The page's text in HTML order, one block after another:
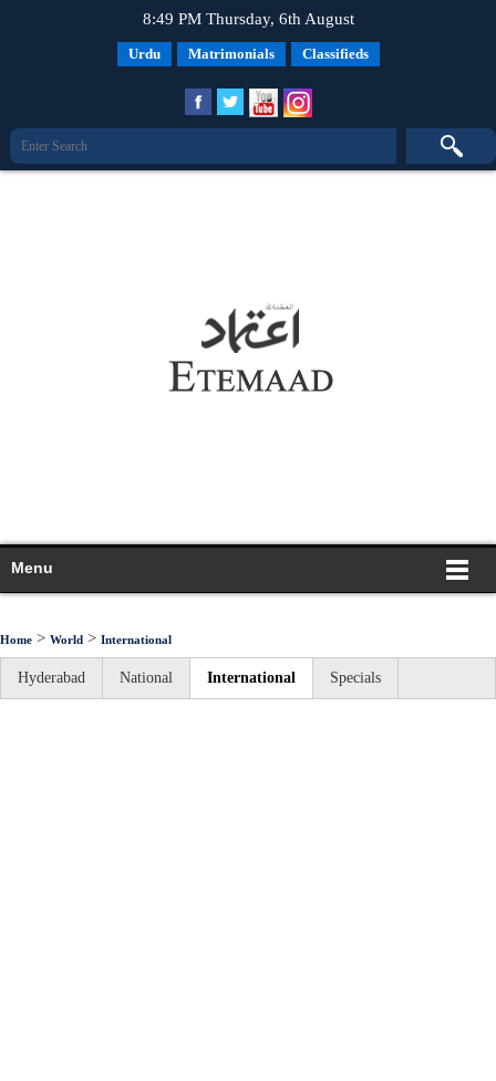
8:49 PM Thursday, 6th August
Urdu Matrimonials Classifieds
Menu
Home > World > International
Hyderabad National International Specials